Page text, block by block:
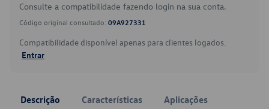
Consulte a compatibilidade fazendo login na sua conta.
Código original consultado: 09A927331
Compatibilidade disponível apenas para clientes logados.
Entrar
Descrição Características Aplicações